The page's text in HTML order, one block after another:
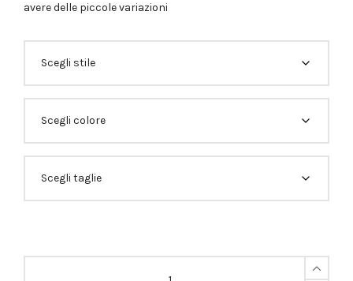
avere delle piccole variazioni